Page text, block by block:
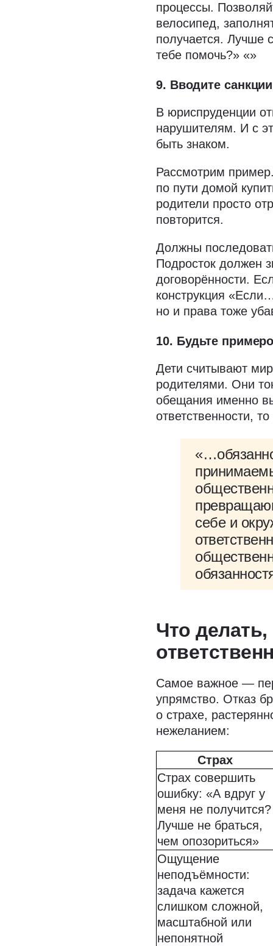
процессы.
велосипед,
получается. Лучше
тебе помочь?» «»
9. Вводите
В юриспруденции
нарушителям. И с
быть знаком.
Рассмотрим
по пути домой
родители просто
повторится.
Должны
Подросток должен
договорённости.
конструкция
но и права тоже
10. Будьте
Дети считывают
родителями. Они
обещания именно
ответственности,
себе и
Что делать,
Самое важное —
упрямство. Отказ
о страхе,
нежеланием:
Страх
Страх совершить
ошибку: «А вдруг у
меня не получится?
Лучше не браться,
чем опозориться»
Ощущение
неподъёмности:
задача кажется
слишком сложной,
масштабной или
непонятной